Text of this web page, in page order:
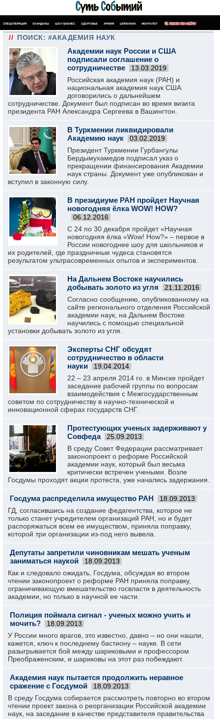
СПЕЦОПЕРАЦИЯ СКАНДАЛЫ ШОУ-БИЗНЕС ЗДОРОВЬЕ АРМИЯ ШПИОНАЖ НЕКРОЛОГ ПОИСК ПО САЙТУ
// ПОИСК: #АКАДЕМИЯ НАУК
Академии наук России и США
подписали соглашение о
сотрудничестве
13.03.2019
Российская академия наук (РАН) и
национальная академия наук США
договорились о дальнейшем
сотрудничестве. Документ был подписан во время визита
президента РАН Александра Сергеева в Вашингтон.
В Туркмении ликвидировали
Академию наук
03.02.2019
Президент Туркмении Гурбангулы
Бердымухамедов подписал указ о
прекращении финансирования Академии
наук страны. Документ уже опубликован и
вступил в законную силу.
В президиуме РАН пройдет Научная
новогодняя ёлка WOW! HOW?
06.12.2016
С 24 по 30 декабря пройдет «Научная
новогодняя ёлка «Wow! How?» – первое в
России новогоднее шоу для школьников и
их родителей, где праздничные чудеса становятся
результатом ультрасовременных опытов и экспериментов.
На Дальнем Востоке научились
добывать золото из угля
21.11.2016
Согласно сообщению, опубликованному на
сайте регионального отделения Российской
академии наук, на Дальнем Востоке
научились с помощью специальной
установки добывать золото из угля.
Эксперты СНГ обсудят
сотрудничество в области
науки
19.04.2014
22 – 23 апреля 2014 го. в Минске пройдет
заседание рабочей группы по вопросам
взаимодействия с Межгосударственным
советом по сотрудничеству в научно-технической и
инновационной сферах государств СНГ.
Протестующих ученых задерживают у
Совфеда
25.09.2013
В среду Совет Федерации рассматривает
законопроект о реформе Российской
академии наук, который был весьма
критически встречен учеными. Возле
Госдумы проходят акции протеста, уже начались задержания.
Госдума распределила имущество РАН 18.09.2013
ГД, согласившись на создание федагентства, которое не
только станет учредителем организаций РАН, но и будет
распоряжаться всем ее имуществом, приняла поправку,
которой три организации из-под него вывела.
Депутаты запретили чиновникам мешать ученым
заниматься наукой
18.09.2013
Как и следовало ожидать, Госдума, обсуждая во втором
чтении законопроект о реформе РАН приняла поправку,
ограничивающую вмешательство госвласти в деятельность
академии, но только в научной ее части.
Полиция поймала сигнал - ученых можно учить и
мочить?
18.09.2013
У России много врагов, это известно, давно – но они нашли,
кажется, ключ к последнему бастиону – науке. В сети
разыгрывается бой между шариковыми и профессором
Преображенским, и шариковы на этот раз побеждают.
Академия наук пытается продолжить неравное
сражение с Госдумой
18.09.2013
В среду Госдума собирается рассмотреть повторно во втором
чтении проект закона о реорганизации Российской академии
наук, на заседание в качестве представителя правительства